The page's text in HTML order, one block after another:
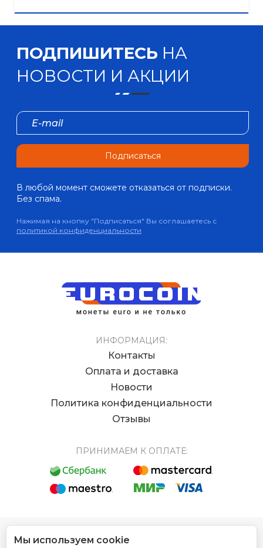
ПОДПИШИТЕСЬ НА
НОВОСТИ И АКЦИИ
Подписаться
В любой момент сможете отказаться от подписки.
Без спама.
Нажимая на кнопку "Подписаться" Вы соглашаетесь с
политикой конфиденциальности
ИНФОРМАЦИЯ:
Контакты
Оплата и доставка
Новости
Политика конфиденциальности
Отзывы
ПРИНИМАЕМ К ОПЛАТЕ:
© 2012 - 2026 Интернет магазин EUROCOIN
Мы используем cookie